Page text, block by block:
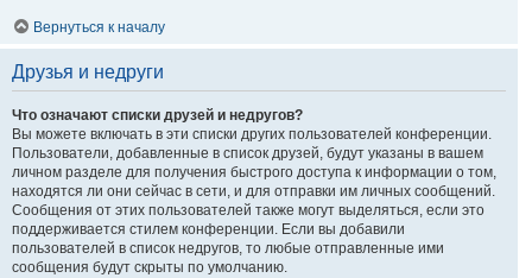
Вернуться к началу
Друзья и недруги
Что означают списки друзей и недругов?
Вы можете включать в эти списки других пользователей конференции.
Пользователи, добавленные в список друзей, будут указаны в вашем
личном разделе для получения быстрого доступа к информации о том,
находятся ли они сейчас в сети, и для отправки им личных сообщений.
Сообщения от этих пользователей также могут выделяться, если это
поддерживается стилем конференции. Если вы добавили
пользователей в список недругов, то любые отправленные ими
сообщения будут скрыты по умолчанию.